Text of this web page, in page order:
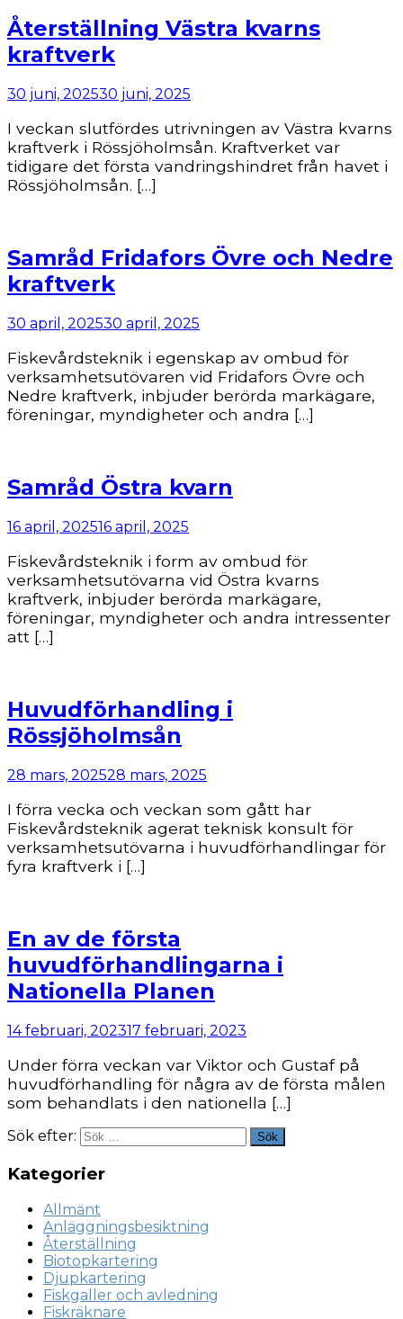
Återställning Västra kvarns
kraftverk
30 juni, 202530 juni, 2025
I veckan slutfördes utrivningen av Västra kvarns
kraftverk i Rössjöholmsån. Kraftverket var
tidigare det första vandringshindret från havet i
Rössjöholmsån. […]
Samråd Fridafors Övre och Nedre
kraftverk
30 april, 202530 april, 2025
Fiskevårdsteknik i egenskap av ombud för
verksamhetsutövaren vid Fridafors Övre och
Nedre kraftverk, inbjuder berörda markägare,
föreningar, myndigheter och andra […]
Samråd Östra kvarn
16 april, 202516 april, 2025
Fiskevårdsteknik i form av ombud för
verksamhetsutövarna vid Östra kvarns
kraftverk, inbjuder berörda markägare,
föreningar, myndigheter och andra intressenter
att […]
Huvudförhandling i
Rössjöholmsån
28 mars, 202528 mars, 2025
I förra vecka och veckan som gått har
Fiskevårdsteknik agerat teknisk konsult för
verksamhetsutövarna i huvudförhandlingar för
fyra kraftverk i […]
En av de första
huvudförhandlingarna i
Nationella Planen
14 februari, 202317 februari, 2023
Under förra veckan var Viktor och Gustaf på
huvudförhandling för några av de första målen
som behandlats i den nationella […]
Sök efter: Sök
Kategorier
Allmänt
Anläggningsbesiktning
Återställning
Biotopkartering
Djupkartering
Fiskgaller och avledning
Fiskräknare